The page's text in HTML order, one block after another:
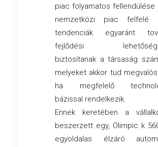
piac folyamatos fellendülése
nemzetközi piac felfelé
tendenciák egyaránt
fejlődési
biztosítanak a társaság
melyeket akkor tud
ha megfelelő
bázissal rendelkezik.
Ennek keretében a
beszerzett egy, Olimpic k
egyoldalas élzáró